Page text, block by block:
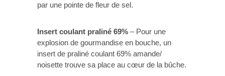
par une pointe de fleur de sel.
Insert coulant praliné 69% – Pour une
explosion de gourmandise en bouche, un
insert de praliné coulant 69% amande/
noisette trouve sa place au cœur de la bûche.